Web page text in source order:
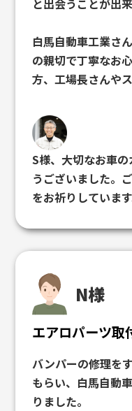
白馬自動車工業さ
の親切で丁寧なお
方、工場長さんや
また板金塗装、細
りとしたプロの仕
他にも考えている
も白馬自動車工業
この度はお世話に
ました。
S様、大切なお車
うございました。
をお祈りしています
N様
エアロパーツ取
バンパーの修理を
もらい、白馬自動
りました。